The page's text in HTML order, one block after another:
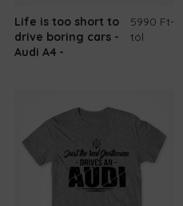
Life is too short to
drive boring cars -
Audi A4
5990 Ft-
tól